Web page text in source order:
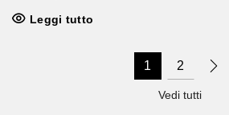
Leggi tutto
1 2
Vedi tutti